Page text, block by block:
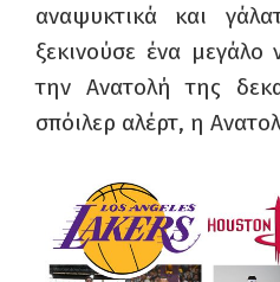
αναψυκτικά και
ξεκινούσε ένα μεγάλο
την Ανατολή της
σπόιλερ αλέρτ, η